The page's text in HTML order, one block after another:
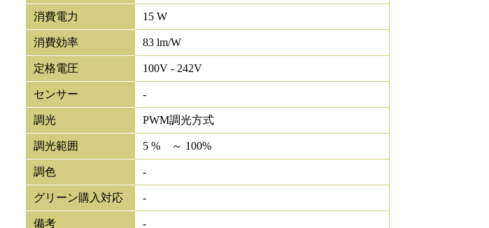
消費電力 15 W
消費効率 83 lm/W
定格電圧 100V - 242V
センサー -
調光 PWM調光方式
調光範囲 5 % ～ 100%
調色 -
グリーン購入対応 -
備考 -